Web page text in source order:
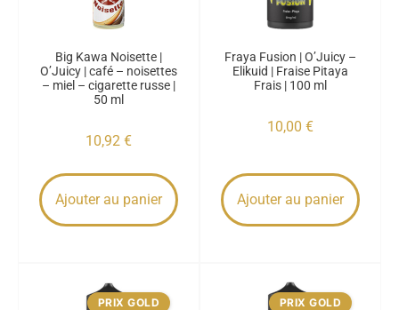
Big Kawa Noisette |
O’Juicy | café – noisettes
– miel – cigarette russe |
50 ml
10,92 €
Ajouter au panier
Fraya Fusion | O’Juicy –
Elikuid | Fraise Pitaya
Frais | 100 ml
10,00 €
Ajouter au panier
PRIX GOLD PRIX GOLD